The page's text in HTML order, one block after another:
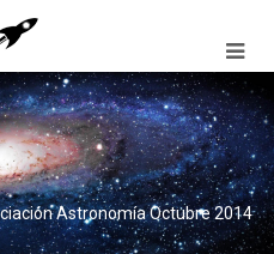
Astronomía Octubre 2014